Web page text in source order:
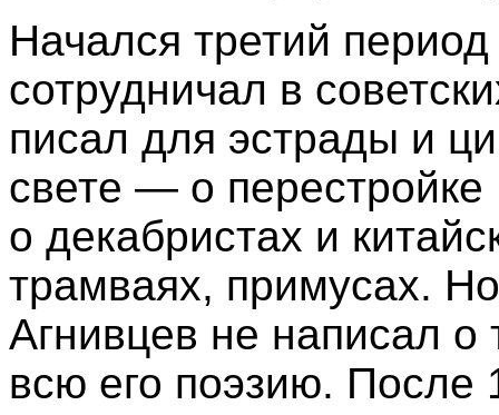
Начался третий
сотрудничал в
писал для эстрады и
свете — о
о декабристах и
трамваях, примусах.
Агнивцев не написал
всю его поэзию. После